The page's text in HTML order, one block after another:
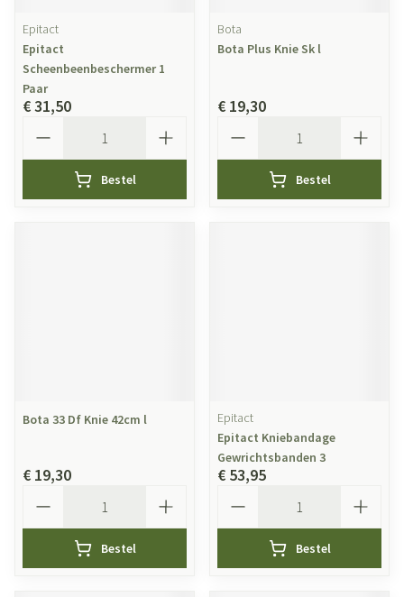
Epitact
Epitact
Scheenbeenbeschermer 1
Paar
€ 31,50
Bestel
Bota
Bota Plus Knie Sk l
€ 19,30
Bestel
Bota 33 Df Knie 42cm l
€ 19,30
Bestel
Epitact
Epitact Kniebandage
Gewrichtsbanden 3
€ 53,95
Bestel